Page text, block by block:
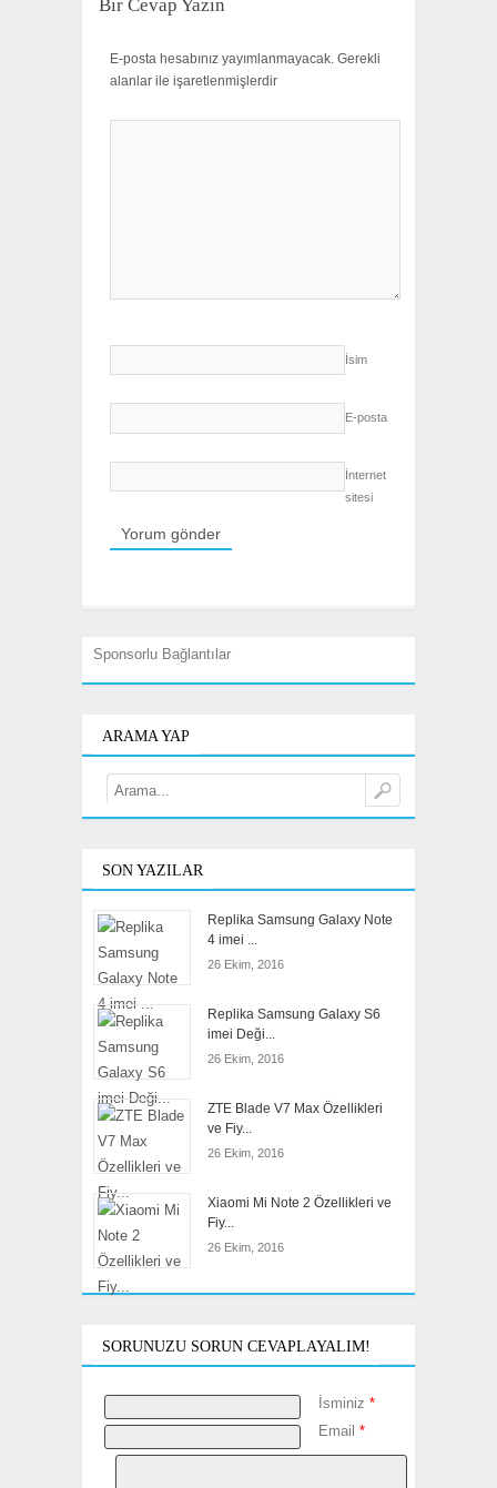
Bir Cevap Yazın
E-posta hesabınız yayımlanmayacak. Gerekli
alanlar ile işaretlenmişlerdir
İsim
E-posta
İnternet
sitesi
Sponsorlu Bağlantılar
ARAMA YAP
SON YAZILAR
Replika Samsung Galaxy Note
4 imei ...
26 Ekim, 2016
Replika Samsung Galaxy S6
imei Deği...
26 Ekim, 2016
ZTE Blade V7 Max Özellikleri
ve Fiy...
26 Ekim, 2016
Xiaomi Mi Note 2 Özellikleri ve
Fiy...
26 Ekim, 2016
SORUNUZU SORUN CEVAPLAYALIM!
İsminiz *
Email *